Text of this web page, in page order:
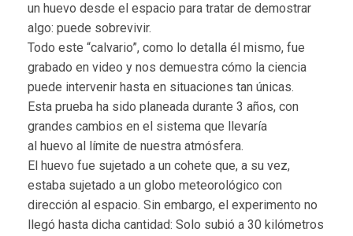
un huevo desde el espacio para tratar de demostrar
algo: puede sobrevivir.
Todo este “calvario”, como lo detalla él mismo, fue
grabado en video y nos demuestra cómo la ciencia
puede intervenir hasta en situaciones tan únicas.
Esta prueba ha sido planeada durante 3 años, con
grandes cambios en el sistema que llevaría
al huevo al límite de nuestra atmósfera.
El huevo fue sujetado a un cohete que, a su vez,
estaba sujetado a un globo meteorológico con
dirección al espacio. Sin embargo, el experimento no
llegó hasta dicha cantidad: Solo subió a 30 kilómetros